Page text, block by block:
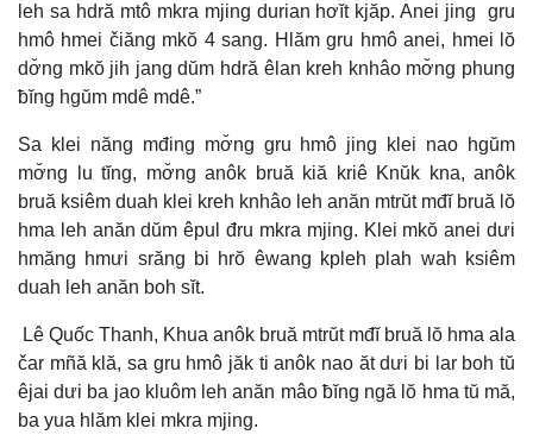
leh sa hdră mtô mkra mjing durian hơĭt kjăp. Anei jing gru
hmô hmei čiăng mkŏ 4 sang. Hlăm gru hmô anei, hmei lŏ
dơ̆ng mkŏ jih jang dŭm hdră êlan kreh knhâo mơ̆ng phung
ƀĭng hgŭm mdê mdê.”
Sa klei năng mđing mơ̆ng gru hmô jing klei nao hgŭm
mơ̆ng lu tĭng, mơ̆ng anôk bruă kiă kriê Knŭk kna, anôk
bruă ksiêm duah klei kreh knhâo leh anăn mtrŭt mđĭ bruă lŏ
hma leh anăn dŭm êpul đru mkra mjing. Klei mkŏ anei dưi
hmăng hmưi srăng bi hrŏ êwang kpleh plah wah ksiêm
duah leh anăn boh sĭt.
Lê Quốc Thanh, Khua anôk bruă mtrŭt mđĭ bruă lŏ hma ala
čar mñă klă, sa gru hmô jăk ti anôk nao ăt dưi bi lar boh tŭ
êjai dưi ba jao kluôm leh anăn mâo ƀĭng ngă lŏ hma tŭ mă,
ba yua hlăm klei mkra mjing.